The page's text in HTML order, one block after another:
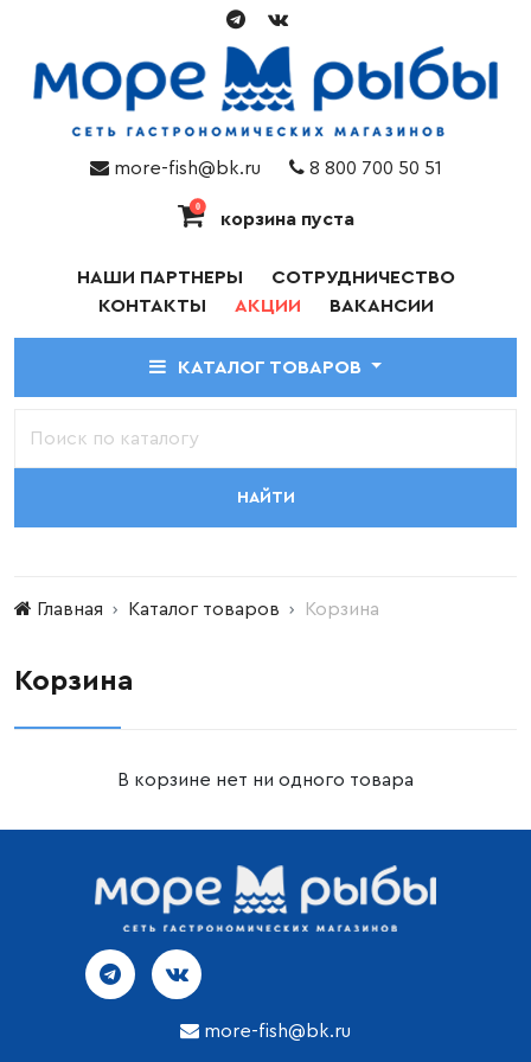
more-fish@bk.ru 8 800 700 50 51
0
корзина пуста
НАШИ ПАРТНЕРЫ
СОТРУДНИЧЕСТВО
КОНТАКТЫ
АКЦИИ ВАКАНСИИ
КАТАЛОГ ТОВАРОВ
НАЙТИ
Главная Каталог товаров Корзина
Корзина
В корзине нет ни одного товара
more-fish@bk.ru